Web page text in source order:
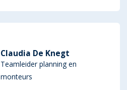
Claudia De Knegt
Teamleider planning en
monteurs